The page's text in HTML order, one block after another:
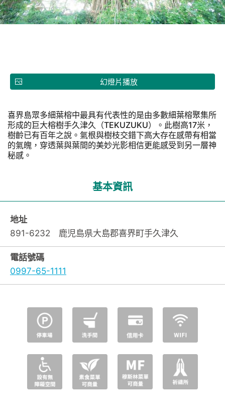
幻燈片播放
喜界島眾多細葉榕中最具有代表性的是由多數細葉榕聚集所
形成的巨大榕樹手久津久（TEKUZUKU）。此樹高17米，
樹齡已有百年之說。氣根與樹枝交錯下高大存在感帶有相當
的氣魄，穿透葉與葉間的美妙光影相信更能感受到另一層神
秘感。
基本資訊
地址
891-6232 鹿児島県大島郡喜界町手久津久
電話號碼
0997-65-1111